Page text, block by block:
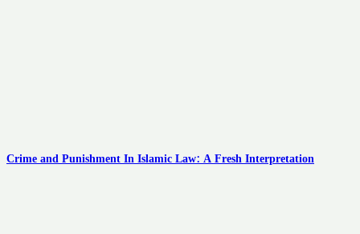
Crime and Punishment In Islamic Law: A Fresh Interpretation